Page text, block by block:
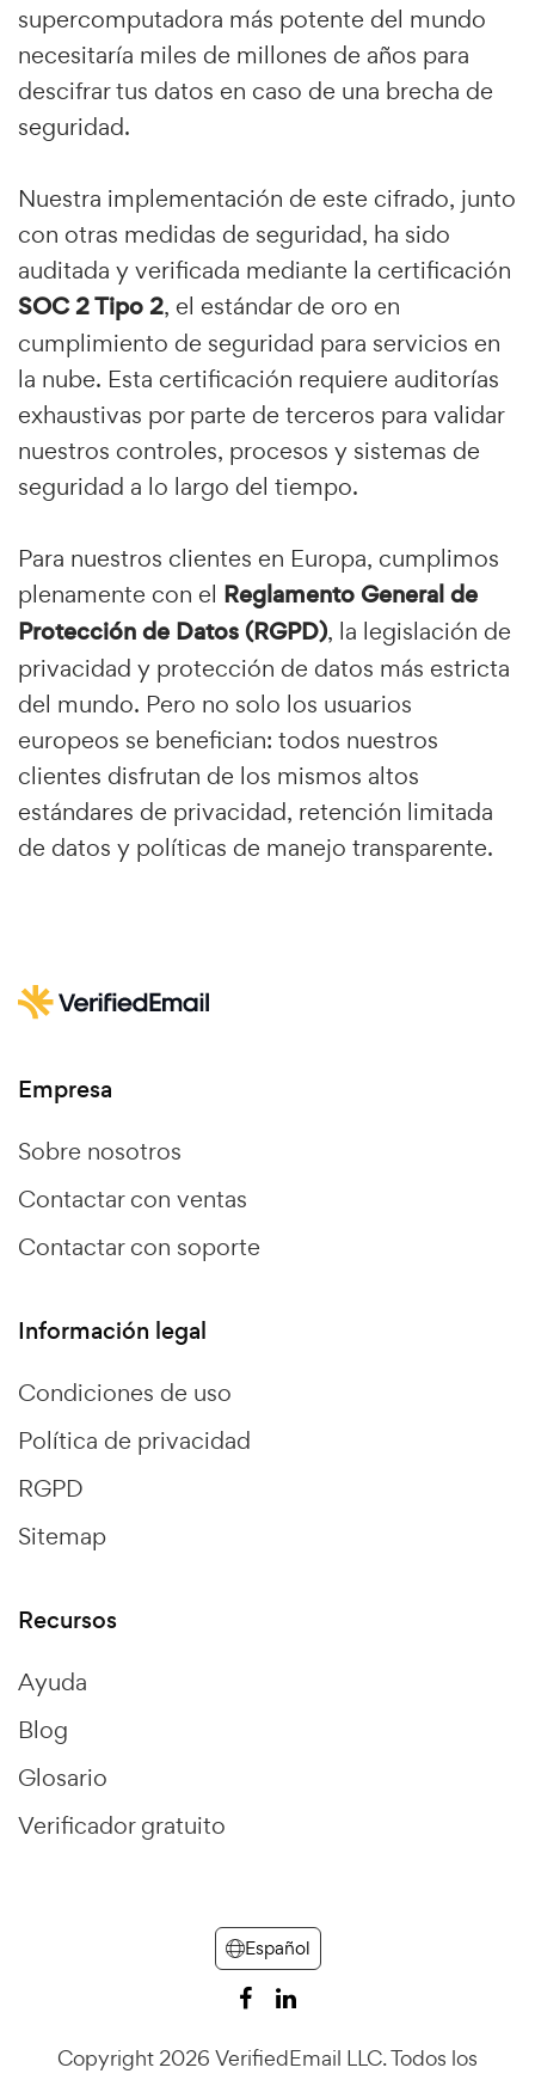
supercomputadora más potente del mundo
necesitaría miles de millones de años para
descifrar tus datos en caso de una brecha de
seguridad.
Nuestra implementación de este cifrado, junto
con otras medidas de seguridad, ha sido
auditada y verificada mediante la certificación
SOC 2 Tipo 2, el estándar de oro en
cumplimiento de seguridad para servicios en
la nube. Esta certificación requiere auditorías
exhaustivas por parte de terceros para validar
nuestros controles, procesos y sistemas de
seguridad a lo largo del tiempo.
Para nuestros clientes en Europa, cumplimos
plenamente con el Reglamento General de
Protección de Datos (RGPD), la legislación de
privacidad y protección de datos más estricta
del mundo. Pero no solo los usuarios
europeos se benefician: todos nuestros
clientes disfrutan de los mismos altos
estándares de privacidad, retención limitada
de datos y políticas de manejo transparente.
Empresa
Sobre nosotros
Contactar con ventas
Contactar con soporte
Información legal
Condiciones de uso
Política de privacidad
RGPD
Sitemap
Recursos
Ayuda
Blog
Glosario
Verificador gratuito
Copyright 2026 VerifiedEmail LLC. Todos los
Español